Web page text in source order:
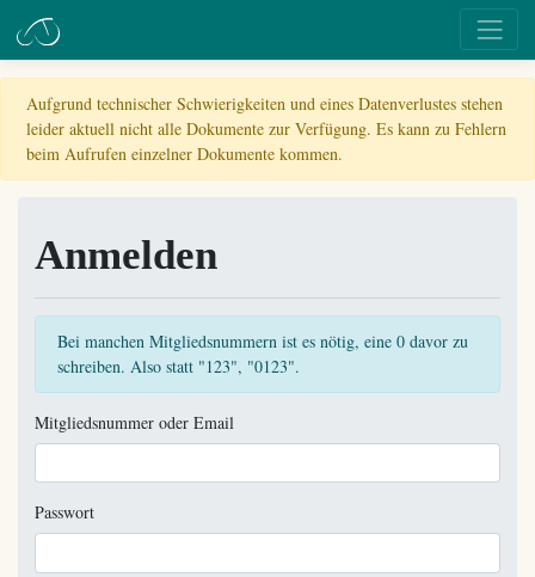
Aufgrund technischer Schwierigkeiten und eines Datenverlustes stehen
leider aktuell nicht alle Dokumente zur Verfügung. Es kann zu Fehlern
beim Aufrufen einzelner Dokumente kommen.
Anmelden
Bei manchen Mitgliedsnummern ist es nötig, eine 0 davor zu
schreiben. Also statt "123", "0123".
Mitgliedsnummer oder Email
Passwort